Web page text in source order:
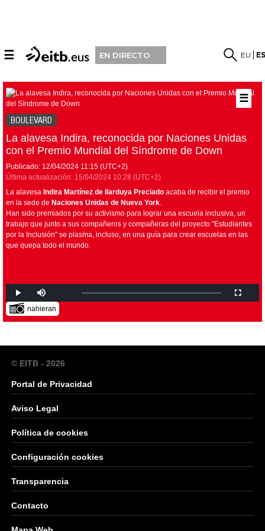
☰ EN DIRECTO EU
☰
BOULEVARD
La alavesa Indira, reconocida por Naciones Unidas
con el Premio Mundial del Síndrome de Down
Publicado: 12/04/2024 11:15 (UTC+2)
Última actualización: 15/04/2024 10:28 (UTC+2)
La alavesa Indira Martínez de Ilarduya Preciado acaba de recibir el premio
en la sede de Naciones Unidas de Nueva York.
Han sido premiados por su activismo para lograr una escuela inclusiva, un
trabajo que junto a sus compañeros y compañeras del proyecto "Estudiantes
por la Inclusión" se plasma, incluso, en una guía para crear escuelas en las
que quepa todo el mundo.
nahieran
© EITB - 2026
Portal de Privacidad
Aviso Legal
Política de cookies
Configuración cookies
Transparencia
Contacto